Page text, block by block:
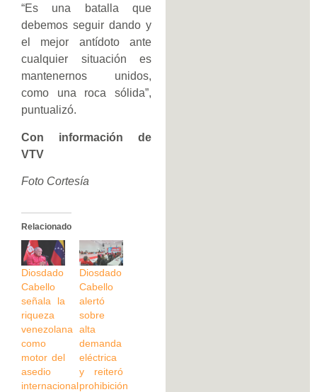
“Es una batalla que
debemos seguir dando y
el mejor antídoto ante
cualquier situación es
mantenernos unidos,
como una roca sólida”,
puntualizó.
Con información de
VTV
Foto Cortesía
Relacionado
Diosdado
Cabello
señala la
riqueza
venezolana
como
motor del
asedio
internacional
Diosdado
Cabello
alertó
sobre
alta
demanda
eléctrica
y reiteró
prohibición